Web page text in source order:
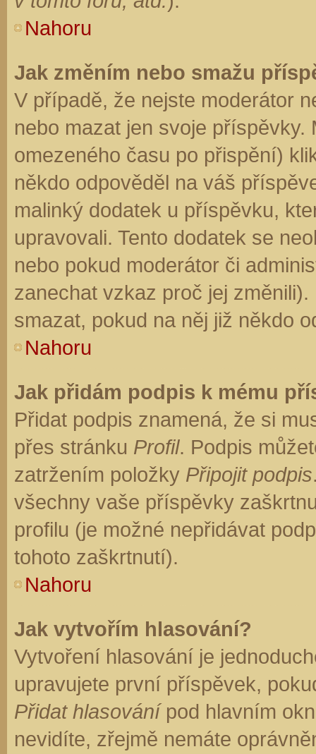
Nahoru
Jak změním nebo smažu
V případě, že nejste moderátor
nebo mazat jen svoje
omezeného času po přispění)
někdo odpověděl na váš
malinký dodatek u příspěvku,
upravovali. Tento dodatek se
nebo pokud moderátor či
zanechat vzkaz proč jej
smazat, pokud na něj již někdo
Nahoru
Jak přidám podpis k mému
Přidat podpis znamená, že si
přes stránku Profil. Podpis
zatržením položky Připojit podpis
všechny vaše příspěvky
profilu (je možné nepřidávat
tohoto zaškrtnutí).
Nahoru
Jak vytvořím hlasování?
Vytvoření hlasování je
upravujete první příspěvek,
Přidat hlasovánípod hlavním
nevidíte, zřejmě nemáte